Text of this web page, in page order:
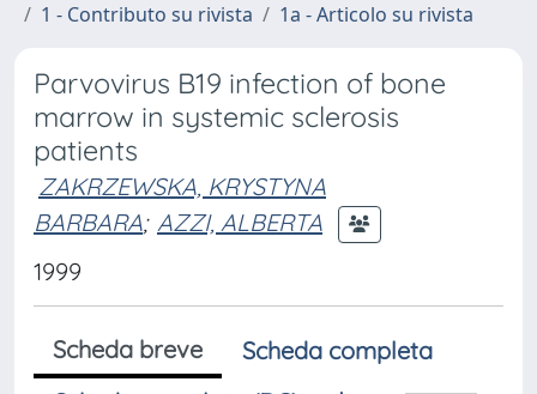
1 - Contributo su rivista
1a - Articolo su rivista
Parvovirus B19 infection of bone
marrow in systemic sclerosis
patients
ZAKRZEWSKA, KRYSTYNA
BARBARA; AZZI, ALBERTA
1999
Scheda breve
Scheda completa